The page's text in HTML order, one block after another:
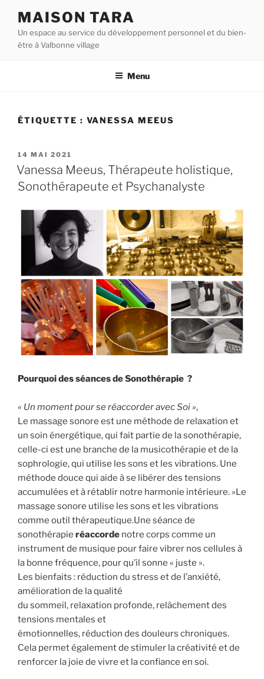
contenu
principal
MAISON TARA
Un espace au service du développement personnel et du bien-
être à Valbonne village
Menu
ÉTIQUETTE : VANESSA MEEUS
PUBLIÉ
LE
14 MAI 2021
Vanessa Meeus, Thérapeute holistique,
Sonothérapeute et Psychanalyste
Pourquoi des séances de Sonothérapie ?
« Un moment pour se réaccorder avec Soi »,
Le massage sonore est une méthode de relaxation et
un soin énergétique, qui fait partie de la sonothérapie,
celle-ci est une branche de la musicothérapie et de la
sophrologie, qui utilise les sons et les vibrations. Une
méthode douce qui aide à se libérer des tensions
accumulées et à rétablir notre harmonie intérieure. »Le
massage sonore utilise les sons et les vibrations
comme outil thérapeutique.Une séance de
sonothérapie réaccorde notre corps comme un
instrument de musique pour faire vibrer nos cellules à
la bonne fréquence, pour qu’il sonne « juste ».
Les bienfaits : réduction du stress et de l’anxiété,
amélioration de la qualité
du sommeil, relaxation profonde, relâchement des
tensions mentales et
émotionnelles, réduction des douleurs chroniques.
Cela permet également de stimuler la créativité et de
renforcer la joie de vivre et la confiance en soi.